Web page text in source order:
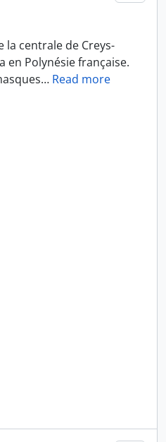
centrale de Creys-
en Polynésie française.
… Read more